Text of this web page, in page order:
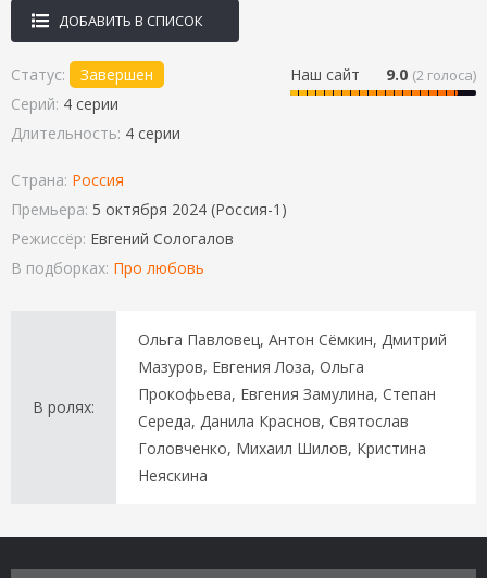
ДОБАВИТЬ В СПИСОК
Наш сайт 9.0 (2 голоса)
Статус:
Завершен
Серий: 4 серии
Длительность: 4 серии
Страна: Россия
Премьера: 5 октября 2024 (Россия-1)
Режиссёр: Евгений Сологалов
В подборках: Про любовь
В ролях:
Ольга Павловец, Антон Сёмкин, Дмитрий
Мазуров, Евгения Лоза, Ольга
Прокофьева, Евгения Замулина, Степан
Середа, Данила Краснов, Святослав
Головченко, Михаил Шилов, Кристина
Неяскина